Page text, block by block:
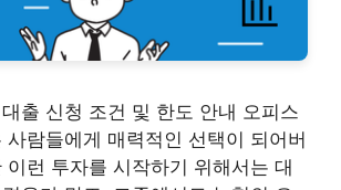
출 신청 조건 및 한도 안내 오피스
사람들에게 매력적인 선택이 되어버
이런 투자를 시작하기 위해서는 대